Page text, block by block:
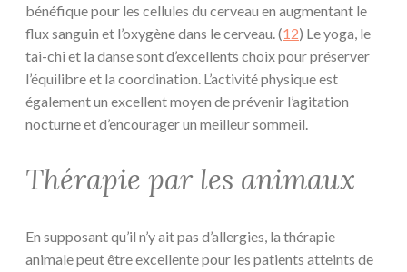
bénéfique pour les cellules du cerveau en augmentant le
flux sanguin et l’oxygène dans le cerveau. (12) Le yoga, le
tai-chi et la danse sont d’excellents choix pour préserver
l’équilibre et la coordination. L’activité physique est
également un excellent moyen de prévenir l’agitation
nocturne et d’encourager un meilleur sommeil.
Thérapie par les animaux
En supposant qu’il n’y ait pas d’allergies, la thérapie
animale peut être excellente pour les patients atteints de